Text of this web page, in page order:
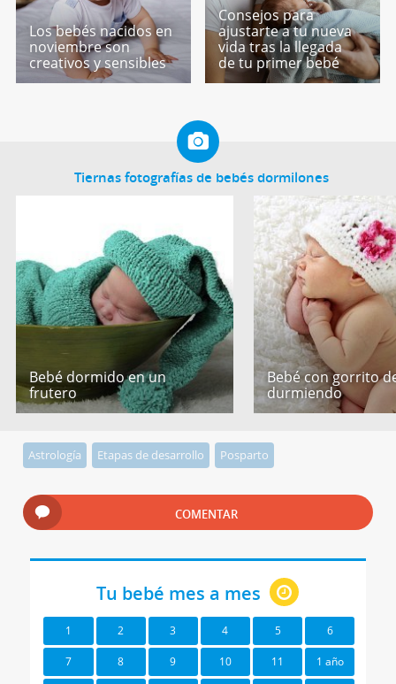
Los bebés nacidos en
noviembre son
creativos y sensibles
Consejos para
ajustarte a tu nueva
vida tras la llegada
de tu primer bebé
Tiernas fotografías de bebés dormilones
Bebé dormido en un
frutero
Bebé con gorrito
durmiendo
Astrología Etapas de desarrollo Posparto
COMENTAR
Tu bebé mes a mes
1 2 3 4 5 6
7 8 9 10 11 1 año